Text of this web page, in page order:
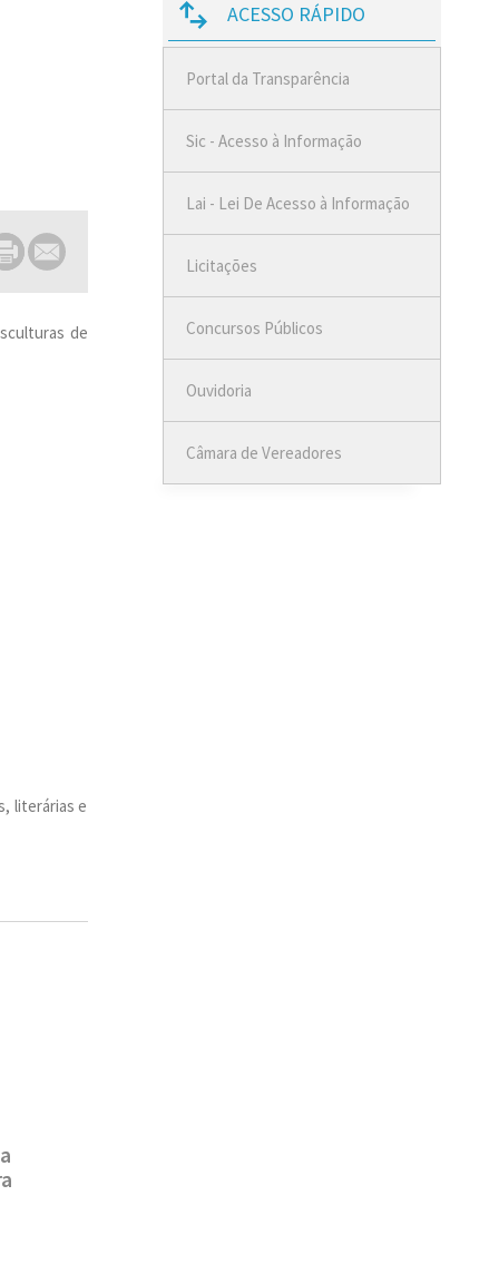
de
literárias e
ACESSO RÁPIDO
Portal da Transparência
Sic - Acesso à Informação
Lai - Lei De Acesso à Informação
Licitações
Concursos Públicos
Ouvidoria
Câmara de Vereadores